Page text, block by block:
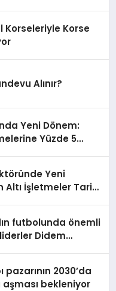
Korseleriyle Korse
Alınır?
Yeni Dönem:
Yüzde 5
Yeni
Altı İşletmeler Tarih
futbolunda önemli
Didem
2030’da
bekleniyor